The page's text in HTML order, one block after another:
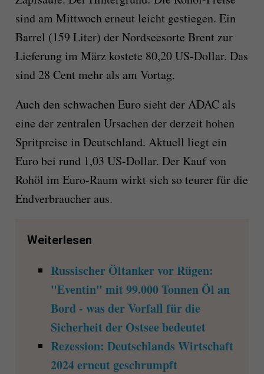
sind am Mittwoch erneut leicht gestiegen. Ein
Barrel (159 Liter) der Nordseesorte Brent zur
Lieferung im März kostete 80,20 US-Dollar. Das
sind 28 Cent mehr als am Vortag.
Auch den schwachen Euro sieht der ADAC als
eine der zentralen Ursachen der derzeit hohen
Spritpreise in Deutschland. Aktuell liegt ein
Euro bei rund 1,03 US-Dollar. Der Kauf von
Rohöl im Euro-Raum wirkt sich so teurer für die
Endverbraucher aus.
Weiterlesen
Russischer Öltanker vor Rügen:
"Eventin" mit 99.000 Tonnen Öl an
Bord - was der Vorfall für die
Sicherheit der Ostsee bedeutet
Rezession: Deutschlands Wirtschaft
2024 erneut geschrumpft